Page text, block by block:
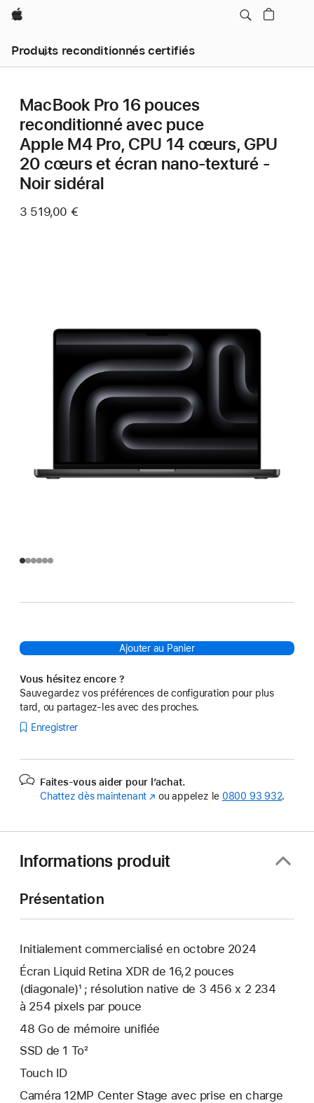
Apple
Produits reconditionnés certifiés
MacBook Pro 16 pouces
reconditionné avec puce
Apple M4 Pro, CPU 14 cœurs, GPU
20 cœurs et écran nano-texturé -
Noir sidéral
3 519,00 €
Ajouter au Panier
Vous hésitez encore ?
Sauvegardez vos préférences de configuration pour plus
tard, ou partagez-les avec des proches.
Enregistrer
Faites-vous aider pour l’achat.
Chattez dès maintenant (s’ouvre
ou appelez le 0800 93 932.
Informations produit
Présentation
Initialement commercialisé en octobre 2024
Écran Liquid Retina XDR de 16,2 pouces
(diagonale)¹ ; résolution native de 3 456 x 2 234
à 254 pixels par pouce
48 Go de mémoire unifiée
SSD de 1 To²
Touch ID
Caméra 12MP Center Stage avec prise en charge